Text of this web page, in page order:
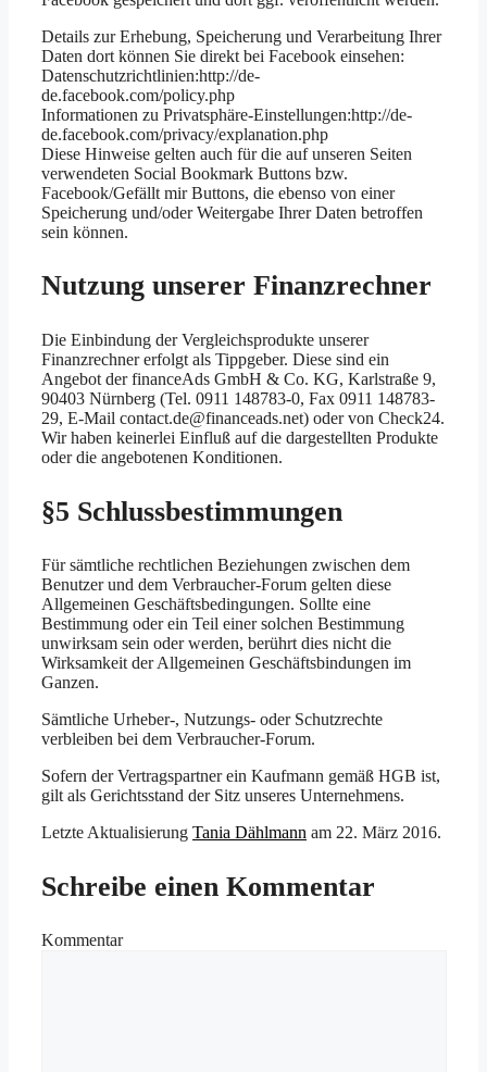
Details zur Erhebung, Speicherung und Verarbeitung Ihrer
Daten dort können Sie direkt bei Facebook einsehen:
Datenschutzrichtlinien:http://de-
de.facebook.com/policy.php
Informationen zu Privatsphäre-Einstellungen:http://de-
de.facebook.com/privacy/explanation.php
Diese Hinweise gelten auch für die auf unseren Seiten
verwendeten Social Bookmark Buttons bzw.
Facebook/Gefällt mir Buttons, die ebenso von einer
Speicherung und/oder Weitergabe Ihrer Daten betroffen
sein können.
Nutzung unserer Finanzrechner
Die Einbindung der Vergleichsprodukte unserer
Finanzrechner erfolgt als Tippgeber. Diese sind ein
Angebot der financeAds GmbH & Co. KG, Karlstraße 9,
90403 Nürnberg (Tel. 0911 148783-0, Fax 0911 148783-
29, E-Mail contact.de@financeads.net) oder von Check24.
Wir haben keinerlei Einfluß auf die dargestellten Produkte
oder die angebotenen Konditionen.
§5 Schlussbestimmungen
Für sämtliche rechtlichen Beziehungen zwischen dem
Benutzer und dem Verbraucher-Forum gelten diese
Allgemeinen Geschäftsbedingungen. Sollte eine
Bestimmung oder ein Teil einer solchen Bestimmung
unwirksam sein oder werden, berührt dies nicht die
Wirksamkeit der Allgemeinen Geschäftsbindungen im
Ganzen.
Sämtliche Urheber-, Nutzungs- oder Schutzrechte
verbleiben bei dem Verbraucher-Forum.
Sofern der Vertragspartner ein Kaufmann gemäß HGB ist,
gilt als Gerichtsstand der Sitz unseres Unternehmens.
Letzte Aktualisierung Tania Dählmann am 22. März 2016.
Schreibe einen Kommentar
Kommentar